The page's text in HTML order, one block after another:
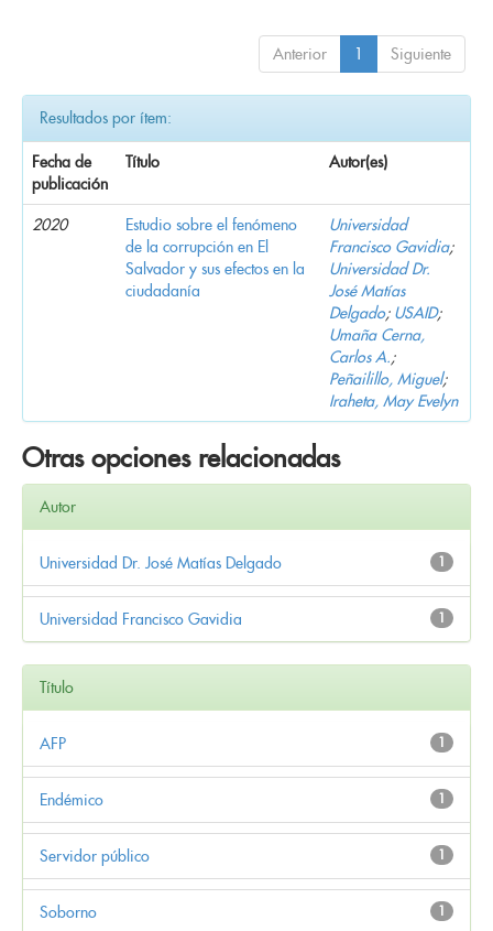
Anterior 1 Siguiente
Resultados por ítem:
Fecha de
publicación
Título Autor(es)
2020
Estudio sobre el fenómeno
de la corrupción en El
Salvador y sus efectos en la
ciudadanía
Universidad
Francisco Gavidia;
Universidad Dr.
José Matías
Delgado; USAID;
Umaña Cerna,
Carlos A.;
Peñailillo, Miguel;
Iraheta, May Evelyn
Otras opciones relacionadas
Autor
1
Universidad Dr. José Matías Delgado
1
Universidad Francisco Gavidia
Título
1
AFP
1
Endémico
1
Servidor público
1
Soborno